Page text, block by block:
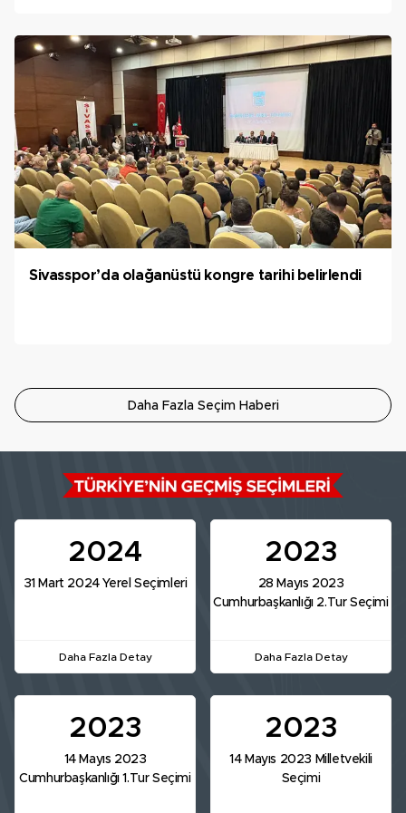
Sivasspor’da olağanüstü kongre tarihi belirlendi
Daha Fazla Seçim Haberi
2024
31 Mart 2024 Yerel Seçimleri
Daha Fazla Detay
2023
28 Mayıs 2023
Cumhurbaşkanlığı 2.Tur Seçimi
Daha Fazla Detay
2023
14 Mayıs 2023
Cumhurbaşkanlığı 1.Tur Seçimi
2023
14 Mayıs 2023 Milletvekili
Seçimi